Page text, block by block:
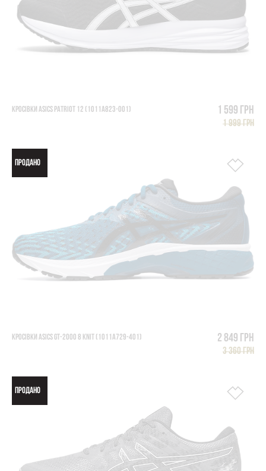
КРОСІВКИ ASICS PATRIOT 12 (1011A823-001) 1 599 грн
1 999 грн
ПРОДАНО
КРОСІВКИ ASICS GT-2000 8 KNIT (1011A729-401) 2 849 грн
3 360 грн
ПРОДАНО